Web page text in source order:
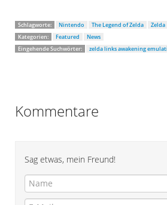
Schlagworte: Nintendo The Legend of Zelda
Zelda
Kategorien:
Featured
News
Eingehende Suchwörter:
zelda links awakening
Kommentare
Sag etwas, mein Freund!